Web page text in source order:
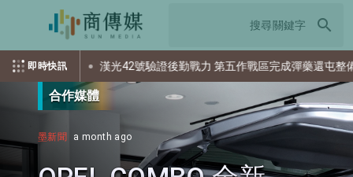
search
即時快訊
漢光42號驗證後勤戰力 第五作戰區完成彈藥還屯整備 美
合作媒體
墨新聞 a month ago